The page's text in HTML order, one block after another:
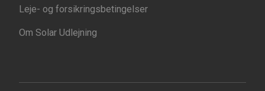
Leje- og forsikringsbetingelser
Om Solar Udlejning